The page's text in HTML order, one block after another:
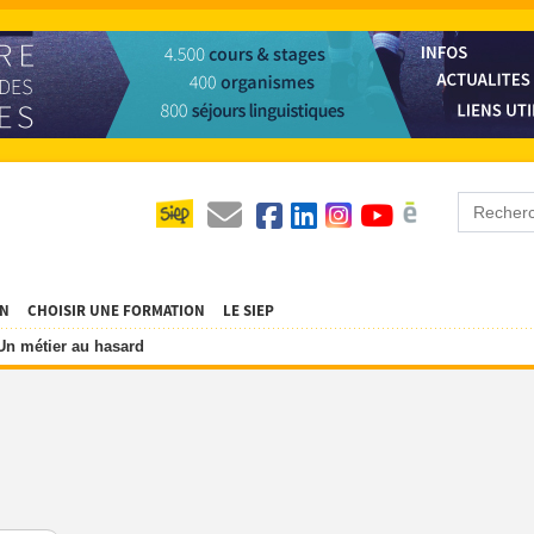
métier au hasard
CHOISIR UNE FORMATION LE SIEP